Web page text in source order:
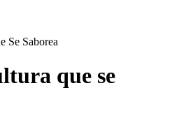
Se Saborea
que se